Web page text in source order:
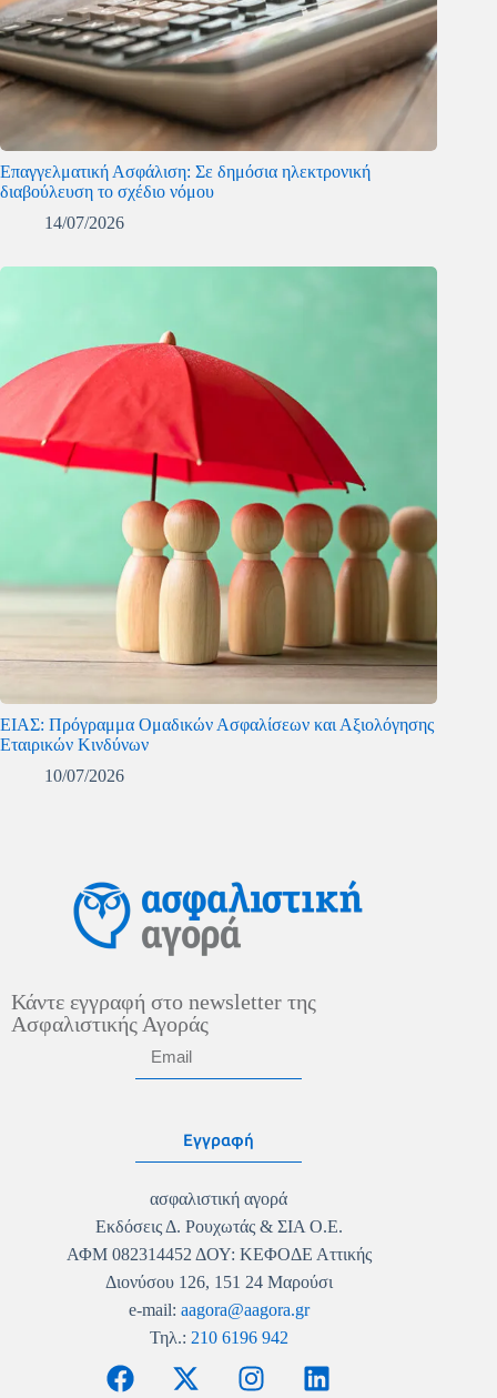
Επαγγελματική Ασφάλιση: Σε δημόσια ηλεκτρονική
διαβούλευση το σχέδιο νόμου
14/07/2026
ΕΙΑΣ: Πρόγραμμα Ομαδικών Ασφαλίσεων και Αξιολόγησης
Εταιρικών Κινδύνων
10/07/2026
Κάντε εγγραφή στο newsletter της
Ασφαλιστικής Αγοράς
Εγγραφή
ασφαλιστική αγορά
Εκδόσεις Δ. Ρουχωτάς & ΣΙΑ Ο.Ε.
ΑΦΜ 082314452 ΔΟΥ: ΚΕΦΟΔΕ Αττικής
Διονύσου 126, 151 24 Μαρούσι
e-mail: aagora@aagora.gr
Τηλ.: 210 6196 942